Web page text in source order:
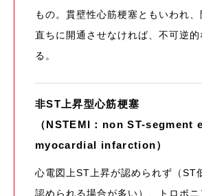
もの。貫壁性心筋梗塞ともいわれ
直ちに開通させなければ、不可逆
る。
非ST上昇型心筋梗塞
（NSTEMI：non ST-segment
myocardial infarction）
心電図上ST上昇が認められず（ST
認められる場合が多い）、トロポ